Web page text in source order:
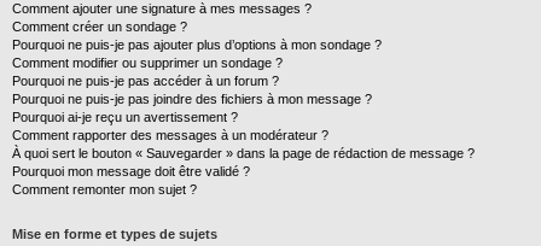
Comment ajouter une signature à mes messages ?
Comment créer un sondage ?
Pourquoi ne puis-je pas ajouter plus d’options à mon sondage ?
Comment modifier ou supprimer un sondage ?
Pourquoi ne puis-je pas accéder à un forum ?
Pourquoi ne puis-je pas joindre des fichiers à mon message ?
Pourquoi ai-je reçu un avertissement ?
Comment rapporter des messages à un modérateur ?
À quoi sert le bouton « Sauvegarder » dans la page de rédaction de message ?
Pourquoi mon message doit être validé ?
Comment remonter mon sujet ?
Mise en forme et types de sujets